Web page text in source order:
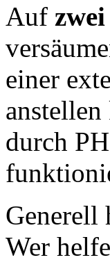
Auf
einer
durch
Generell
Wer